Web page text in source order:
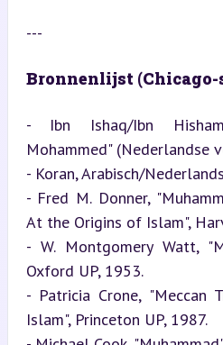
---
Bronnenlijst
- Ibn Ishaq/Ibn
Mohammed" (Nederlandse
- Koran, Arabisch/
- Fred M. Donner,
At the Origins of Islam",
- W. Montgomery Watt,
Oxford UP, 1953.
- Patricia Crone, "Meccan
Islam", Princeton UP, 1987.